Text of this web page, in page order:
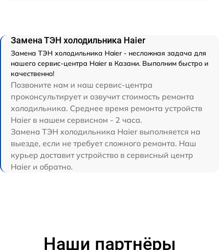
Замена ТЭН холодильника Haier
Замена ТЭН холодильника Haier - несложная задача для
нашего сервис-центра Haier в Казани. Выполним быстро и
качественно!
Позвоните нам и наш сервис-центра
проконсультирует и озвучит стоимость ремонта
холодильника. Среднее время ремонта устройств
Haier в нашем сервисном - 2 часа.
Замена ТЭН холодильника Haier выполняется на
выезде, если не требует сложного ремонта. Наш
курьер доставит устройство в сервисный центр
Haier и обратно.
Наши партнёры